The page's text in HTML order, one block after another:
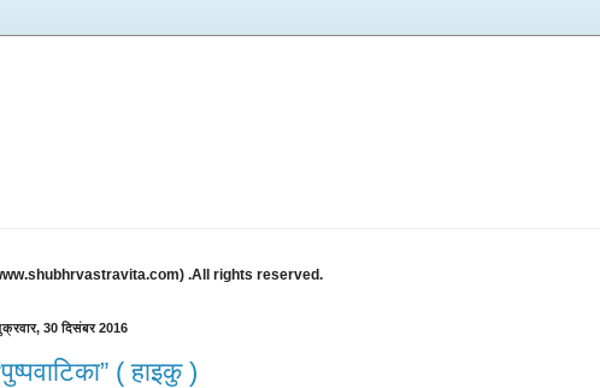
.All rights reserved.
30 दिसंबर 2016
( हाइकु )